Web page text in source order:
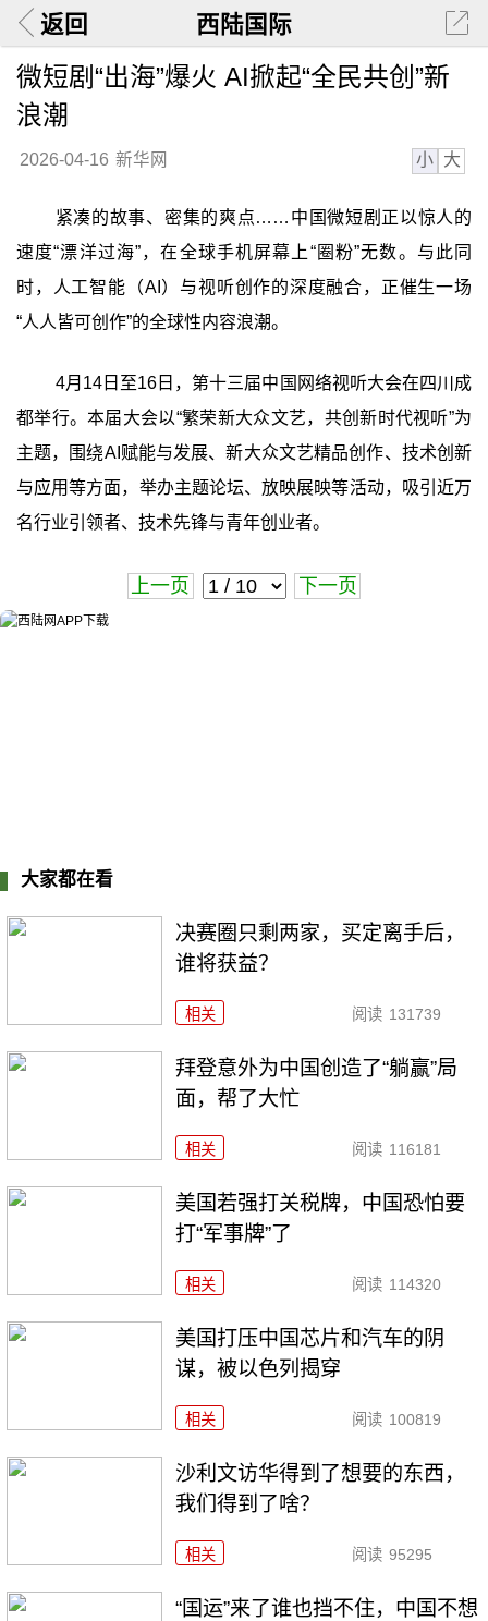
返回 西陆国际
微短剧“出海”爆火 AI掀起“全民共创”新
浪潮
2026-04-16 新华网 小 大
紧凑的故事、密集的爽点……中国微短剧正以惊人的
速度“漂洋过海”，在全球手机屏幕上“圈粉”无数。与此同
时，人工智能（AI）与视听创作的深度融合，正催生一场
“人人皆可创作”的全球性内容浪潮。
4月14日至16日，第十三届中国网络视听大会在四川成
都举行。本届大会以“繁荣新大众文艺，共创新时代视听”为
主题，围绕AI赋能与发展、新大众文艺精品创作、技术创新
与应用等方面，举办主题论坛、放映展映等活动，吸引近万
名行业引领者、技术先锋与青年创业者。
上一页 下一页
大家都在看
决赛圈只剩两家，买定离手后，
谁将获益？
相关 阅读 131739
拜登意外为中国创造了“躺赢”局
面，帮了大忙
相关 阅读 116181
美国若强打关税牌，中国恐怕要
打“军事牌”了
相关 阅读 114320
美国打压中国芯片和汽车的阴
谋，被以色列揭穿
相关 阅读 100819
沙利文访华得到了想要的东西，
我们得到了啥？
相关 阅读 95295
“国运”来了谁也挡不住，中国不想